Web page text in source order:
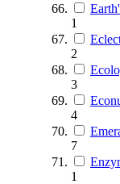
1
2
3
4
7
1